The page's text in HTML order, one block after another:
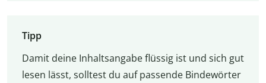
Tipp
Damit deine Inhaltsangabe flüssig ist und sich gut
lesen lässt, solltest du auf passende Bindewörter